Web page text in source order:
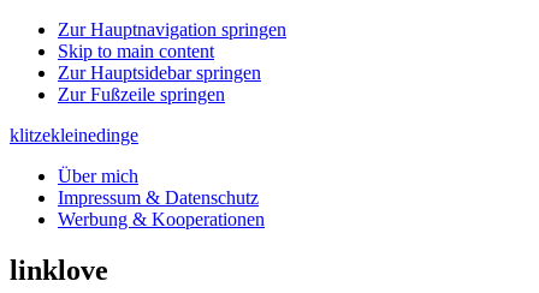
Zur Hauptnavigation springen
Skip to main content
Zur Hauptsidebar springen
Zur Fußzeile springen
klitzekleinedinge
Über mich
Impressum & Datenschutz
Werbung & Kooperationen
linklove